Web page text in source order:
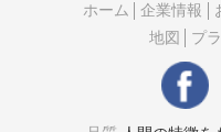
7インチタブレットPC
8インチタブレットPC
ホーム 企業情報
地図
プ